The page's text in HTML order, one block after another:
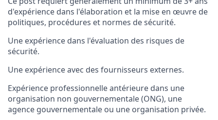
d'expérience dans l'élaboration et la mise en œuvre de
politiques, procédures et normes de sécurité.
Une expérience dans l'évaluation des risques de
sécurité.
Une expérience avec des fournisseurs externes.
Expérience professionnelle antérieure dans une
organisation non gouvernementale (ONG), une
agence gouvernementale ou une organisation privée.